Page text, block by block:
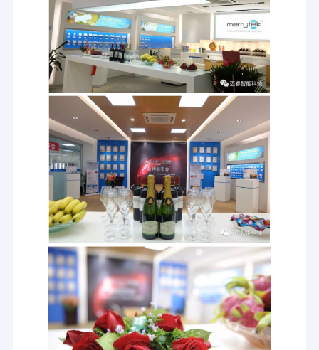
家へ
製品
VRショー
わたしたち に つい て
工場 ツアー
品質管理
連絡 ください
ニュース
事件
引金 を 求め て ください
Video
インテリジェントな照明制御に焦点を当て,絶
えず革新わかった!
メリーテックについて
シェンゼンメリテック技術株式会社 2011年に中国シェンゼンで
設立私たちは,プロの照明とスマート制御アプリケーションのため
の電子製品の研究に専念しています主な製品にはマイクロ波と
PIR装置センサー,人間の呼吸検出センサー,日光センサー,DALIと1-
10Vディム可能なドライバー,緊急パック,IoT制御が含まれます.
なぜメリーテック?
メリーテックは75人のエンジニアを擁するリードR&Dチームを持
ち,研究前のチームには14人のメンバーがいます.私たちは80の発
明特許を含む中国と海外の国で600以上の特許を取得しました.
メリーテックは2018年にマイクロ波センサーの自動化ラインに投
資しました プラグイン,組み立て,テスト,梱包から すべてのプロセ
スは自動的に完了します生産効率を向上させ 合格率も向上させる.
メリーテックの製品はすべて 製造中に100%テストされ 製品が梱
包された後 顧客が受け取る全ての製品が 正常に動作できるように
OQC がサンプル検査を行う必要があります